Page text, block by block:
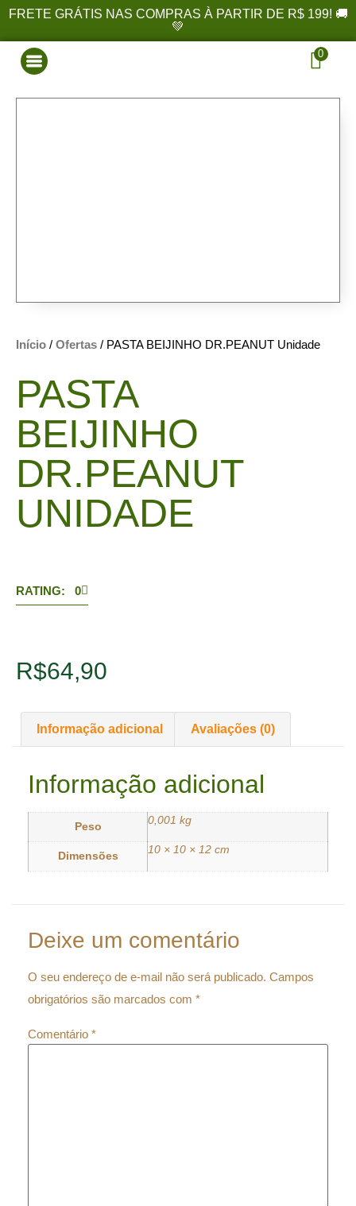
FRETE GRÁTIS NAS COMPRAS À PARTIR DE R$ 199! 🚚
💚
0
Início / Ofertas / PASTA BEIJINHO DR.PEANUT Unidade
PASTA
BEIJINHO
DR.PEANUT
UNIDADE
RATING: 0
R$64,90
Informação adicional Avaliações (0)
Informação adicional
Peso
0,001 kg
Dimensões
10 × 10 × 12 cm
Deixe um comentário
O seu endereço de e-mail não será publicado. Campos
obrigatórios são marcados com *
Comentário *